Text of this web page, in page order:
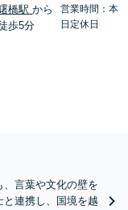
橋駅から
歩5分
営業時間：本
日定休日
、言葉や文化の壁を
連携し、国境を越